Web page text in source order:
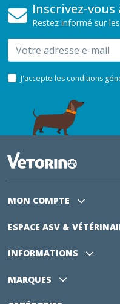
Inscrivez-
Restez informé sur
Email
J'accepte les conditions
MON COMPTE
ESPACE ASV &
INFORMATIONS
MARQUES